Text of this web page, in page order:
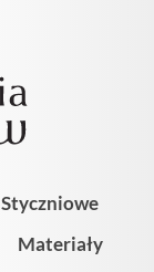
Materiały